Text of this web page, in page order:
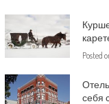
Posted
себя